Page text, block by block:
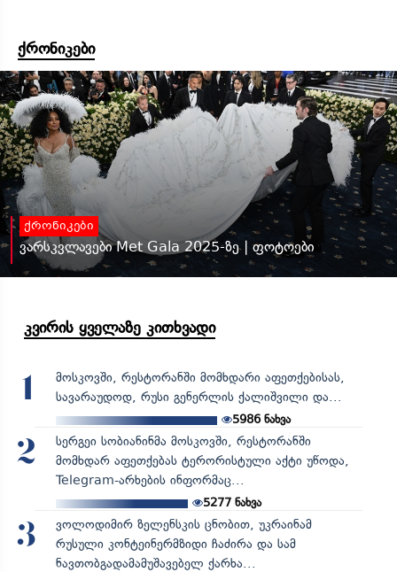
ქრონიკები
ქრონიკები
ვარსკვლავები Met Gala 2025-ზე | ფოტოები
კვირის ყველაზე კითხვადი
1
მოსკოვში, რესტორანში მომხდარი აფეთქებისას,
სავარაუდოდ, რუსი გენერლის ქალიშვილი და...
5986ნახვა
2
სერგეი სობიანინმა მოსკოვში, რესტორანში
მომხდარ აფეთქებას ტერორისტული აქტი უწოდა,
Telegram-არხების ინფორმაც...
5277ნახვა
3
ვოლოდიმირ ზელენსკის ცნობით, უკრაინამ
რუსული კონტეინერმზიდი ჩაძირა და სამ
ნავთობგადამამუშავებელ ქარხა...